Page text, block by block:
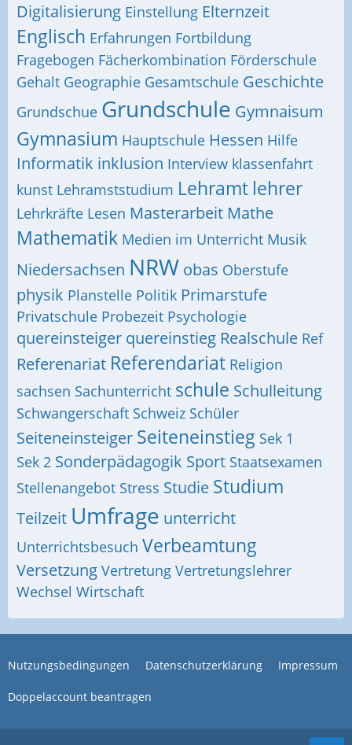
Digitalisierung Einstellung Elternzeit
Englisch Erfahrungen Fortbildung
Fragebogen Fächerkombination Förderschule
Gehalt Geographie Gesamtschule Geschichte
Grundschue Grundschule Gymnaisum
Gymnasium Hauptschule Hessen Hilfe
Informatik inklusion Interview klassenfahrt
kunst Lehramststudium Lehramt lehrer
Lehrkräfte Lesen Masterarbeit Mathe
Mathematik Medien im Unterricht Musik
Niedersachsen NRW obas Oberstufe
physik Planstelle Politik Primarstufe
Privatschule Probezeit Psychologie
quereinsteiger quereinstieg Realschule Ref
Referenariat Referendariat Religion
sachsen Sachunterricht schule Schulleitung
Schwangerschaft Schweiz Schüler
Seiteneinsteiger Seiteneinstieg Sek 1
Sek 2 Sonderpädagogik Sport Staatsexamen
Stellenangebot Stress Studie Studium
Teilzeit Umfrage unterricht
Unterrichtsbesuch Verbeamtung
Versetzung Vertretung Vertretungslehrer
Wechsel Wirtschaft
Nutzungsbedingungen Datenschutzerklärung Impressum
Doppelaccount beantragen